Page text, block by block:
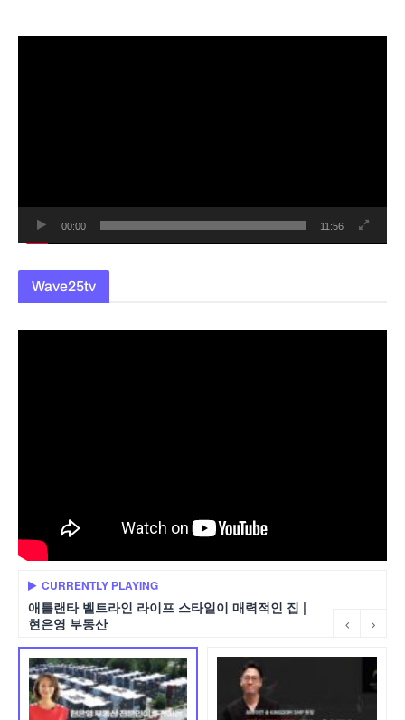
00:00 11:56
Wave25tv
CURRENTLY PLAYING
애틀랜타 벨트라인 라이프 스타일이 매력적인 집 |
현은영 부동산